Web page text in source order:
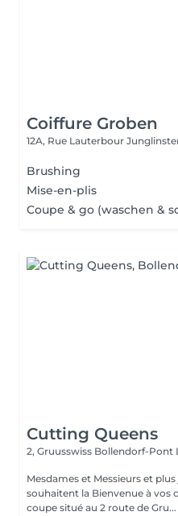
Coiffure Groben
12A, Rue Lauterbour
Brushing
Mise-en-plis
Coupe & go (waschen &
Cutting Queens
2, Gruusswiss Bollendorf-Pont
Mesdames et Messieurs et plus jeunes, Les
souhaitent la Bienvenue à vos
coupe situé au 2 route de Gru...